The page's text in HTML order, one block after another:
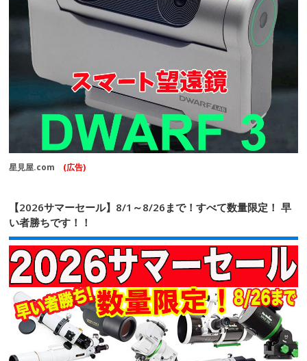
星見屋.com (広告)
【2026サマーセール】8/1～8/26まで！すべて数量限定！ 早
い者勝ちです！！